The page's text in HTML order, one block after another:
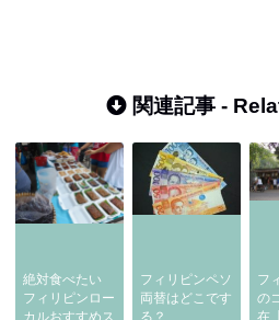
関連記事 -
絶対食べたい
フィリピンロー
カルおすすめス
フィリピンペソ
両替はどこです
る？
フ
の
在